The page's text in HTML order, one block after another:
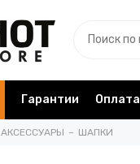
Гарантии Оплата
АКСЕССУАРЫ ШАПКИ